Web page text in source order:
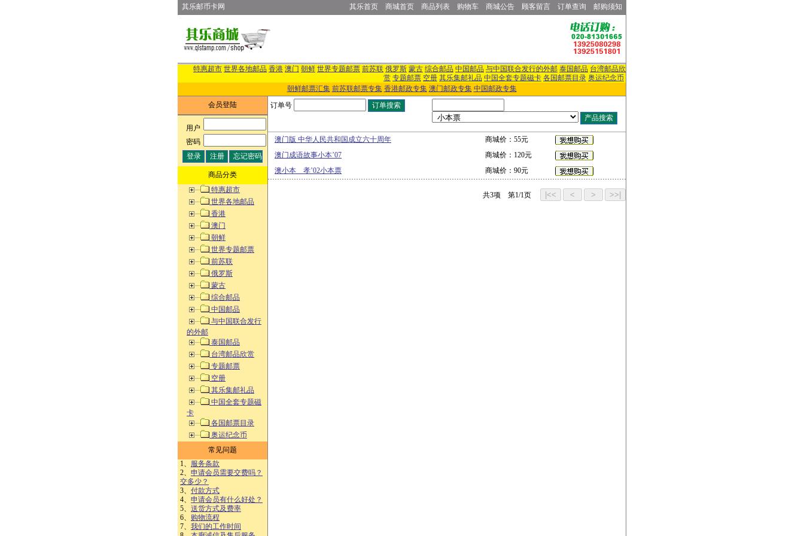
其乐邮币卡网 其乐首页 商城首页 商品列表 购物车 商城公告 顾客留言 订单查询 邮购须知
特惠超市 世界各地邮品 香港 澳门 朝鲜 世界专题邮票 前苏联 俄罗斯 蒙古 综合邮品 中国邮品 与中国联合发行的外邮 泰国邮品 台湾邮品欣
赏 专题邮票 空册 其乐集邮礼品 中国全套专题磁卡 各国邮票目录 奥运纪念币
朝鲜邮票汇集 前苏联邮票专集 香港邮政专集 澳门邮政专集 中国邮政专集
会员登陆
用户:
密码:
商品分类
特惠超市
世界各地邮品
香港
澳门
朝鲜
世界专题邮票
前苏联
俄罗斯
蒙古
综合邮品
中国邮品
与中国联合发行
的外邮
泰国邮品
台湾邮品欣赏
专题邮票
空册
其乐集邮礼品
中国全套专题磁
卡
各国邮票目录
奥运纪念币
常见问题
1、 服务条款
2、 申请会员需要交费吗？
交多少？
3、 付款方式
4、 申请会员有什么好处？
5、 送货方式及费率
6、 购物流程
7、 我们的工作时间
订单号
澳门版 中华人民共和国成立六十周年
商城价：55元
澳门成语故事小本’07
商城价：120元
澳小本 孝’02小本票
商城价：90元
共3项 第1/1页